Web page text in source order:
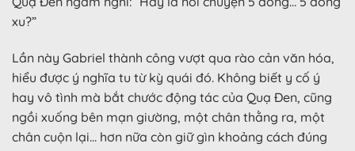
xu?”
Lần này Gabriel thành công vượt qua rào cản văn hóa,
hiểu được ý nghĩa tu từ kỳ quái đó. Không biết y cố ý
hay vô tình mà bắt chước động tác của Quạ Đen, cũng
ngồi xuống bên mạn giường, một chân thằng ra, một
chân cuộn lại… hơn nữa còn giữ gìn khoảng cách đúng